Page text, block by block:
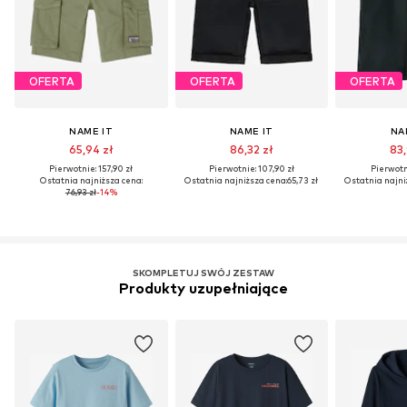
OFERTA
NAME IT
65,94 zł
Pierwotnie: 157,90 zł
Ostatnia najniższa cena:
76,93 zł-14%
OFERTA
NAME IT
86,32 zł
Pierwotnie: 107,90 zł
Ostatnia najniższa cena:65,73 zł
OFERTA
Ostatnia
SKOMPLETUJ SWÓJ ZESTAW
Produkty uzupełniające